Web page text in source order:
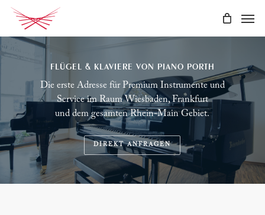
Skip
main
content
FLÜGEL & KLAVIERE VON PIANO PORTH
Die erste Adresse für Premium Instrumente und
Service im Raum Wiesbaden, Frankfurt
und dem gesamten Rhein-Main Gebiet.
DIREKT ANFRAGEN